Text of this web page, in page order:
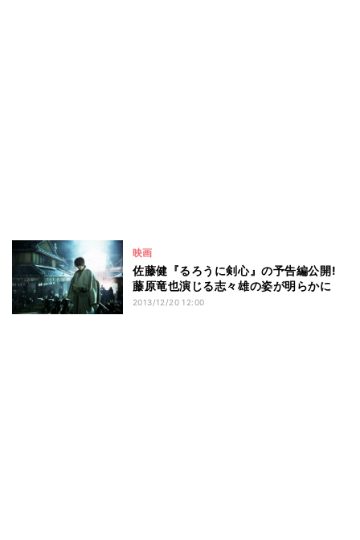
映画
佐藤健『るろうに剣心』の予告編公開!
藤原竜也演じる志々雄の姿が明らかに
2013/12/20 12:00